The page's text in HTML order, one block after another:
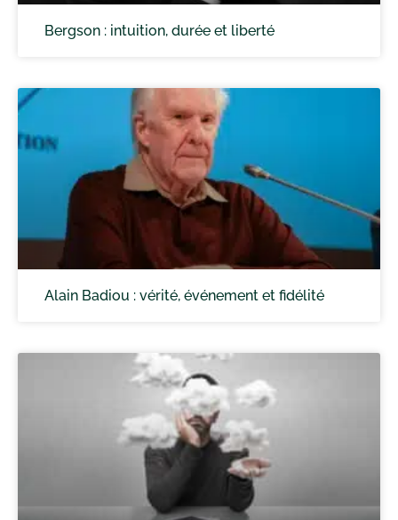
Bergson : intuition, durée et liberté
Alain Badiou : vérité, événement et fidélité